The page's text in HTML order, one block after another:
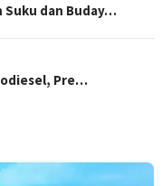
Suku dan Buday…
Pre…